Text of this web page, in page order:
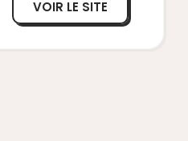
VOIR LE SITE